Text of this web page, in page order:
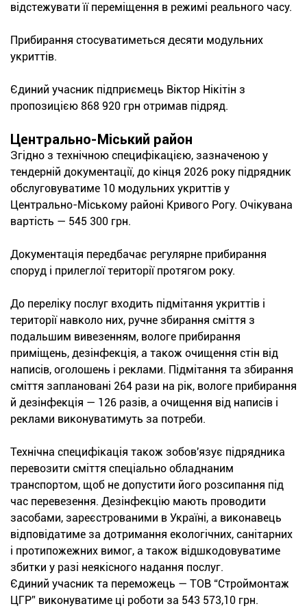
відстежувати її переміщення в режимі реального часу.
Прибирання стосуватиметься десяти модульних
укриттів.
Єдиний учасник підприємець Віктор Нікітін з
пропозицією 868 920 грн отримав підряд.
Центрально-Міський район
Згідно з технічною специфікацією, зазначеною у
тендерній документації, до кінця 2026 року підрядник
обслуговуватиме 10 модульних укриттів у
Центрально-Міському районі Кривого Рогу. Очікувана
вартість — 545 300 грн.
Документація передбачає регулярне прибирання
споруд і прилеглої території протягом року.
До переліку послуг входить підмітання укриттів і
території навколо них, ручне збирання сміття з
подальшим вивезенням, вологе прибирання
приміщень, дезінфекція, а також очищення стін від
написів, оголошень і реклами. Підмітання та збирання
сміття заплановані 264 рази на рік, вологе прибирання
й дезінфекція — 126 разів, а очищення від написів і
реклами виконуватимуть за потреби.
Технічна специфікація також зобов'язує підрядника
перевозити сміття спеціально обладнаним
транспортом, щоб не допустити його розсипання під
час перевезення. Дезінфекцію мають проводити
засобами, зареєстрованими в Україні, а виконавець
відповідатиме за дотримання екологічних, санітарних
і протипожежних вимог, а також відшкодовуватиме
збитки у разі неякісного надання послуг.
Єдиний учасник та переможець — ТОВ “Строймонтаж
ЦГР” виконуватиме ці роботи за 543 573,10 грн.